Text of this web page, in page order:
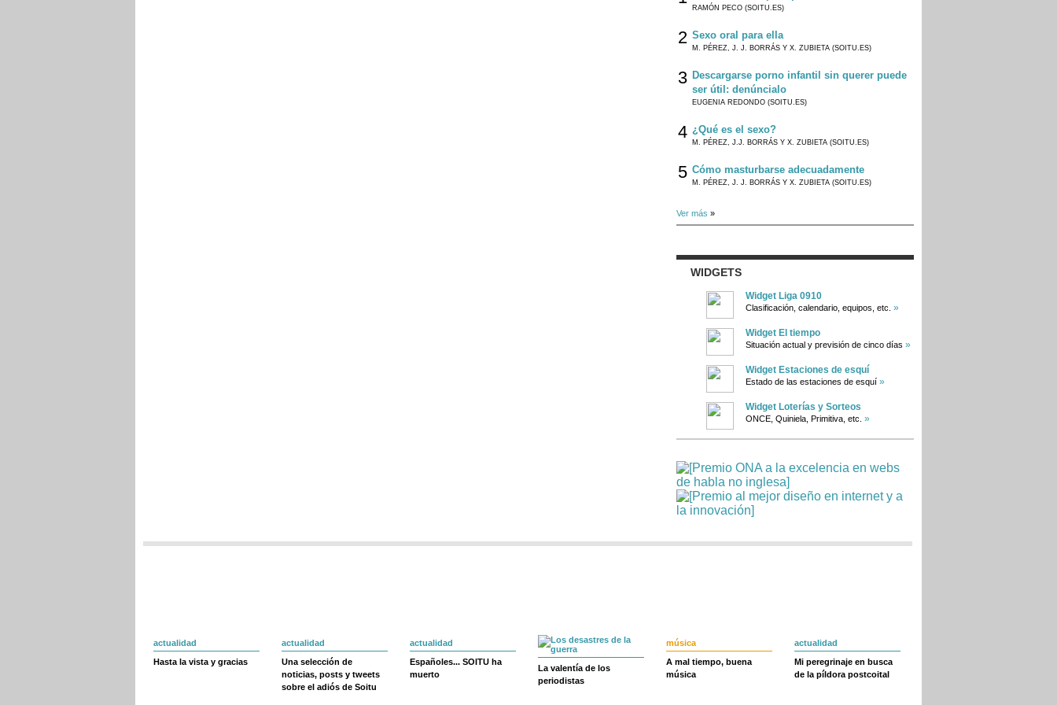
RAMÓN PECO (SOITU.ES)
2 Sexo oral para ella
M. PÉREZ, J. J. BORRÁS Y X. ZUBIETA (SOITU.ES)
3 Descargarse porno infantil sin querer puede
ser útil: denúncialo
EUGENIA REDONDO (SOITU.ES)
4 ¿Qué es el sexo?
M. PÉREZ, J.J. BORRÁS Y X. ZUBIETA (SOITU.ES)
5 Cómo masturbarse adecuadamente
M. PÉREZ, J. J. BORRÁS Y X. ZUBIETA (SOITU.ES)
Ver más »
WIDGETS
Widget Liga 0910
Clasificación, calendario, equipos, etc. »
Widget El tiempo
Situación actual y previsión de cinco días »
Widget Estaciones de esquí
Estado de las estaciones de esquí »
Widget Loterías y Sorteos
ONCE, Quiniela, Primitiva, etc. »
actualidad
Hasta la vista y gracias
actualidad
Una selección de
noticias, posts y tweets
sobre el adiós de Soitu
actualidad
Españoles... SOITU ha
muerto
La valentía de los
periodistas
música
A mal tiempo, buena
música
actualidad
Mi peregrinaje en busca
de la píldora postcoital